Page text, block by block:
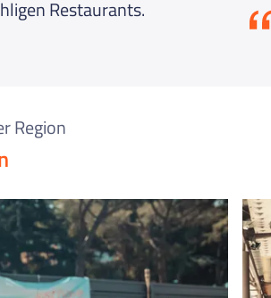
Restaurants.
Region